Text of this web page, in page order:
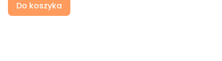
Do koszyka